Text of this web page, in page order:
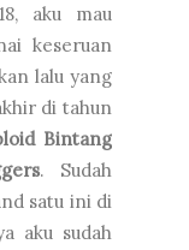
aku mau
keseruan
lalu yang
di tahun
Bintang
. Sudah
satu ini di
aku sudah